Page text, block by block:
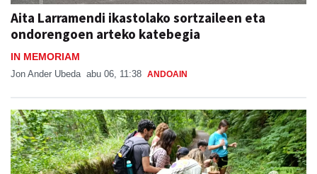
Aita Larramendi ikastolako sortzaileen eta
ondorengoen arteko katebegia
IN MEMORIAM
Jon Ander Ubeda abu 06, 11:38 ANDOAIN